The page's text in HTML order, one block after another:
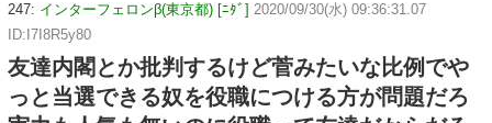
247: インターフェロンβ(東京都) [ﾆﾀﾞ] 2020/09/30(水) 09:36:31.07
ID:I7I8R5y80
友達内閣とか批判するけど菅みたいな比例でや
っと当選できる奴を役職につける方が問題だろ